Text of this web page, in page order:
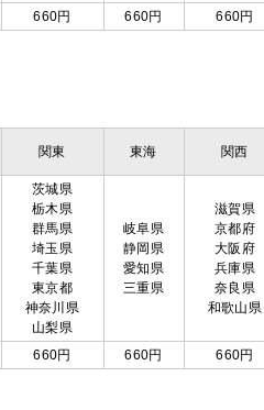
660円 660円 660円
関東 東海 関西
茨城県
栃木県
群馬県
埼玉県
千葉県
東京都
神奈川県
山梨県
岐阜県
静岡県
愛知県
三重県
滋賀県
京都府
大阪府
兵庫県
奈良県
和歌山県
660円 660円 660円